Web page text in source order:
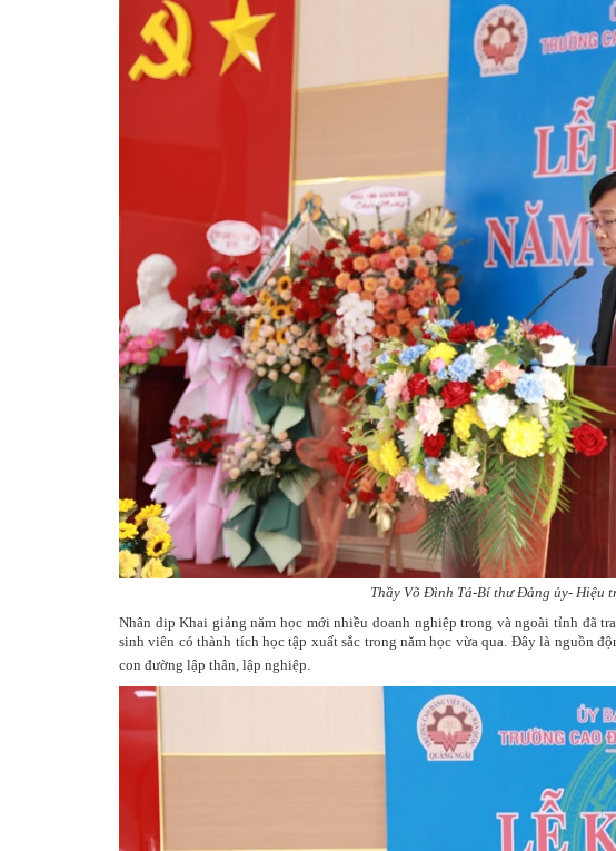
Thầy Võ Đình Tá-Bí thư Đảng ủy- Hiệu
Nhân dịp Khai giảng năm học mới nhiều doanh nghiệp trong và ngoài tỉnh đã
sinh viên có thành tích học tập xuất sắc trong năm học vừa qua. Đây là nguồn
con đường lập thân, lập nghiệp.